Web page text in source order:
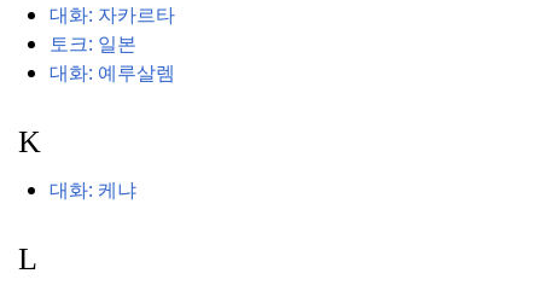
대화: 자카르타
토크: 일본
대화: 예루살렘
K
대화: 케냐
L